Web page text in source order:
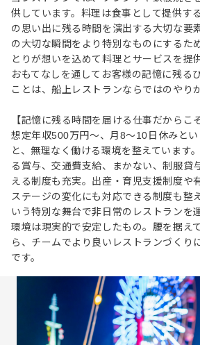
供しています。料理は食事として提供す
の思い出に残る時間を演出する大切な要
の大切な瞬間をより特別なものにするた
とりが想いを込めて料理とサービスを提
おもてなしを通してお客様の記憶に残る
ことは、船上レストランならではのやり
【記憶に残る時間を届ける仕事だからこそ
想定年収500万円～、月8～10日休みと
と、無理なく働ける環境を整えています
る賞与、交通費支給、まかない、制服貸
える制度も充実。出産・育児支援制度や
ステージの変化にも対応できる制度も整
いう特別な舞台で非日常のレストランを
環境は現実的で安定したもの。腰を据え
ら、チームでより良いレストランづくり
です。